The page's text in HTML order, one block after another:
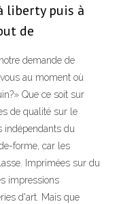
liberty puis à
de
demande de
au moment où
Que ce soit sur
de qualité sur le
indépendants du
forme, car les
Imprimées sur du
impressions
d'art. Mais que